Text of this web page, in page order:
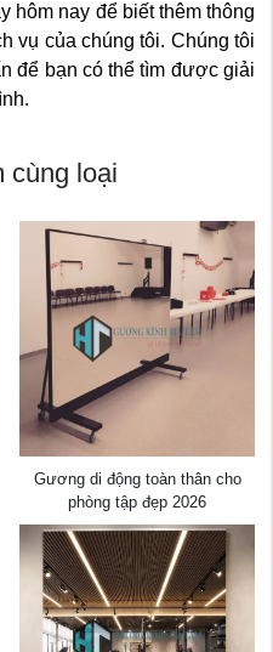
hôm nay để biết thêm thông
vụ của chúng tôi. Chúng tôi
để bạn có thể tìm được giải
cùng loại
Gương di động toàn thân cho
phòng tập đẹp 2026